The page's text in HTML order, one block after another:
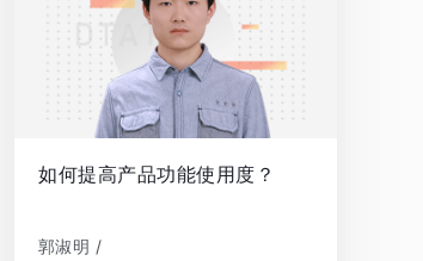
如何提高产品功能使用度？
郭淑明 /